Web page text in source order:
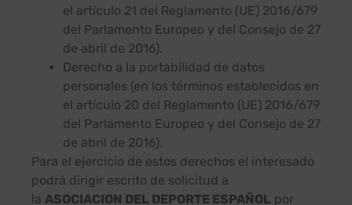
el artículo 21 del Reglamento (UE) 2016/679
del Parlamento Europeo y del Consejo de 27
de abril de 2016).
Derecho a la portabilidad de datos
personales (en los términos establecidos en
el artículo 20 del Reglamento (UE) 2016/679
del Parlamento Europeo y del Consejo de 27
de abril de 2016).
Para el ejercicio de estos derechos el interesado
podrá dirigir escrito de solicitud a
la ASOCIACION DEL DEPORTE ESPAÑOL por